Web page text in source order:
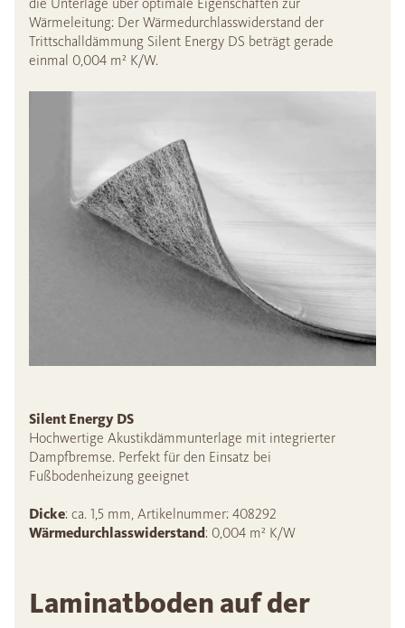
Wärmeleitung: Der Wärmedurchlasswiderstand der
Trittschalldämmung Silent Energy DS beträgt gerade
einmal 0,004 m² K/W.
Silent Energy DS
Hochwertige Akustikdämmunterlage mit integrierter
Dampfbremse. Perfekt für den Einsatz bei
Fußbodenheizung geeignet
Dicke: ca. 1,5 mm, Artikelnummer: 408292
Wärmedurchlasswiderstand: 0,004 m² K/W
Laminatboden auf der